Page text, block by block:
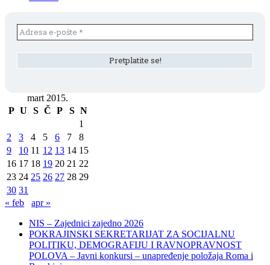
mart 2015.
P U S Č P S N
1
2
3 4 5 6 7
8
9
10 11 12 13 14 15
16 17 18 19 20 21 22
23 24 25 26 27 28 29
30 31
« feb
apr »
NIS – Zajednici zajedno 2026
POKRAJINSKI SEKRETARIJAT ZA SOCIJALNU
POLITIKU, DEMOGRAFIJU I RAVNOPRAVNOST
POLOVA – Javni konkursi – unapređenje položaja Roma i